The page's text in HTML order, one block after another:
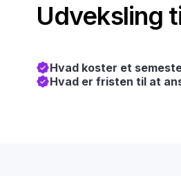
Udveksling
Hvad koster et
Hvad er fristen til at